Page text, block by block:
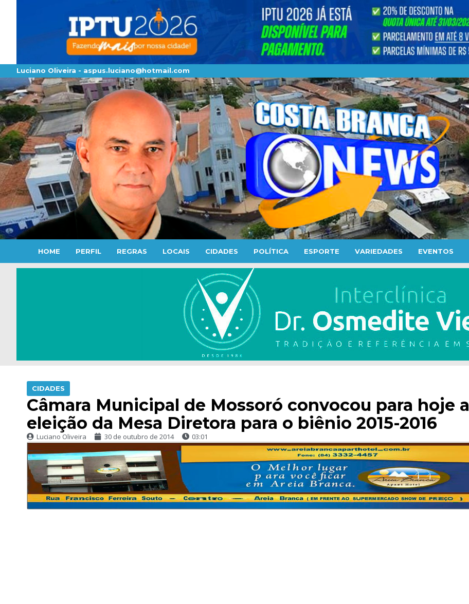
Luciano Oliveira - aspus.luciano@hotmail.com
HOME PERFIL REGRAS LOCAIS CIDADES POLÍTICA ESPORTE VARIEDADES EVENTOS
CIDADES
Câmara Municipal de Mossoró convocou para hoje a
eleição da Mesa Diretora para o biênio 2015-2016
Luciano Oliveira 30 de outubro de 2014 03:01